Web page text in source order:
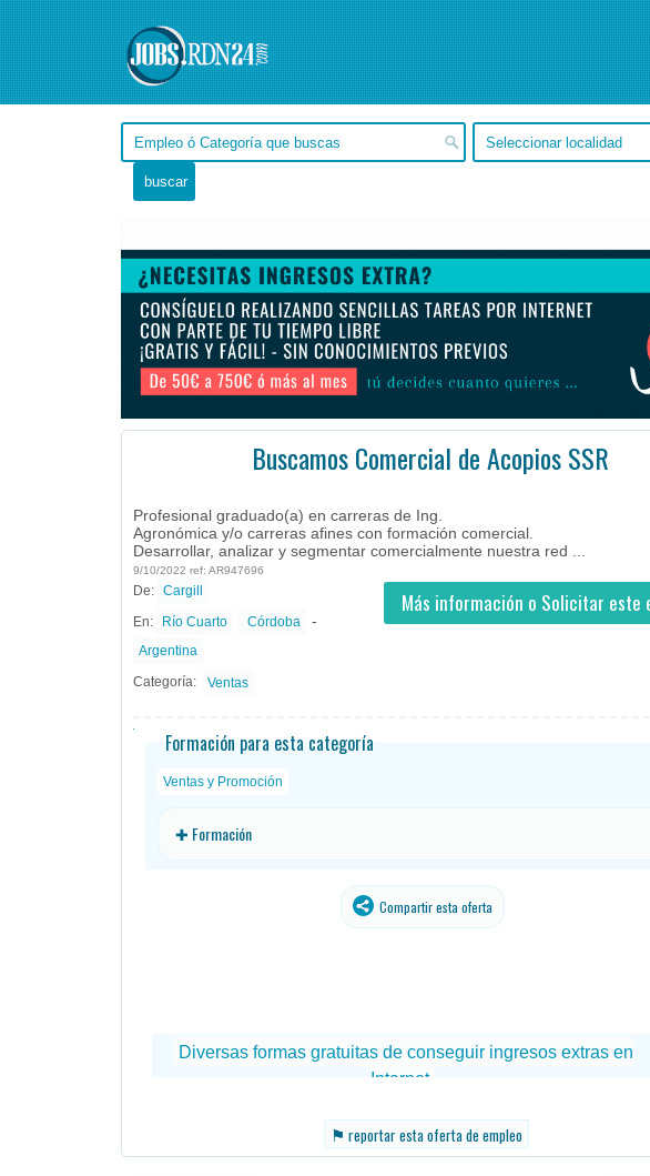
Buscamos Comercial de Acopios SSR
Profesional graduado(a) en carreras de Ing.
Agronómica y/o carreras afines con formación comercial.
Desarrollar, analizar y segmentar comercialmente nuestra red ...
9/10/2022 ref: AR947696
Más información o Solicitar este
De: Cargill
En: Río Cuarto Córdoba -
Argentina
Categoría:
Ventas
Formación para esta categoría
Ventas y Promoción
✚ Formación
Compartir esta oferta
⚑ reportar esta oferta de empleo